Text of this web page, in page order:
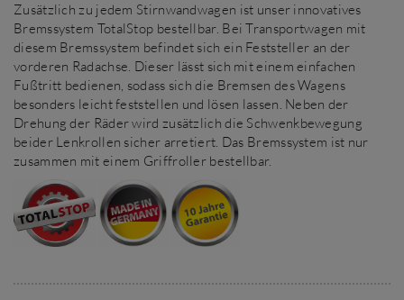
Zusätzlich zu jedem Stirnwandwagen ist unser innovatives
Bremssystem TotalStop bestellbar. Bei Transportwagen mit
diesem Bremssystem befindet sich ein Feststeller an der
vorderen Radachse. Dieser lässt sich mit einem einfachen
Fußtritt bedienen, sodass sich die Bremsen des Wagens
besonders leicht feststellen und lösen lassen. Neben der
Drehung der Räder wird zusätzlich die Schwenkbewegung
beider Lenkrollen sicher arretiert. Das Bremssystem ist nur
zusammen mit einem Griffroller bestellbar.